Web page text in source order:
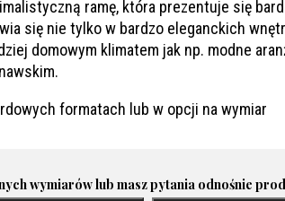
ramę, która prezentuje się
się nie tylko w bardzo eleganckich
domowym klimatem jak np. modne
formatach lub w opcji na wymiar
wymiarów lub masz pytania odnośnie